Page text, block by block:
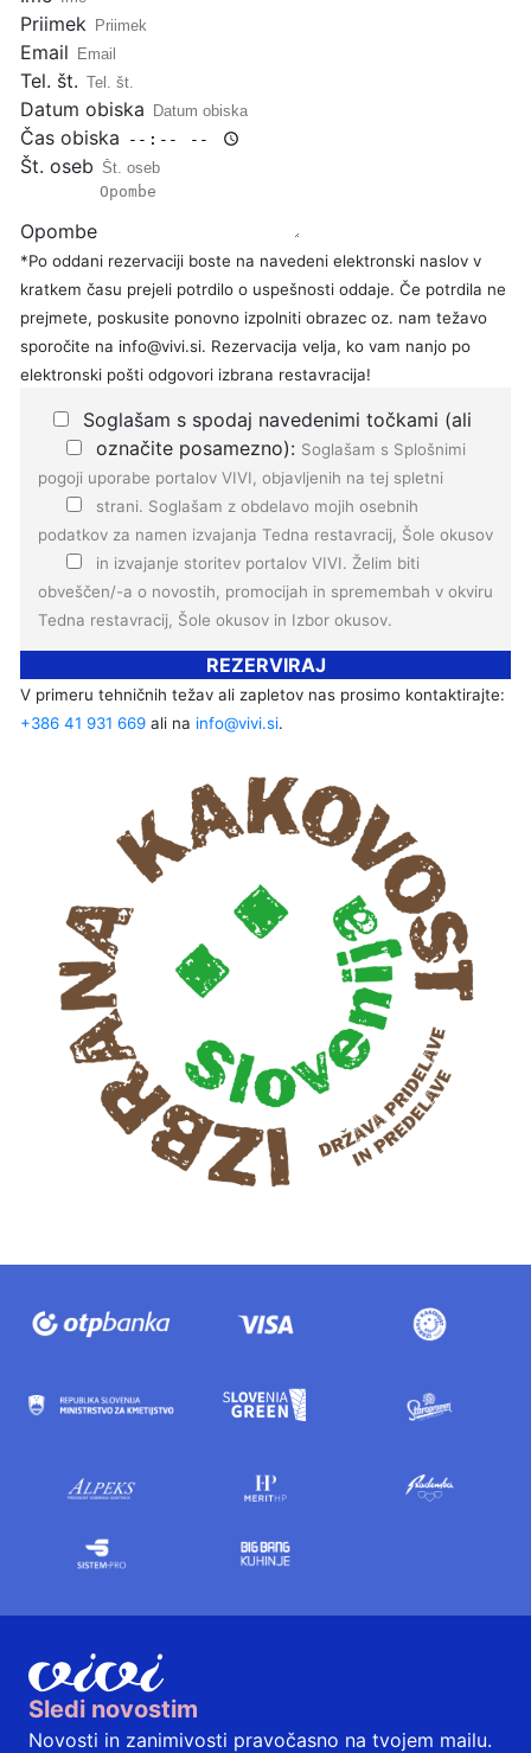
Priimek
Email
Tel. št.
Datum obiska
Čas obiska
Št. oseb
Opombe
*Po oddani rezervaciji boste na navedeni elektronski naslov v
kratkem času prejeli potrdilo o uspešnosti oddaje. Če potrdila ne
prejmete, poskusite ponovno izpolniti obrazec oz. nam težavo
sporočite na info@vivi.si. Rezervacija velja, ko vam nanjo po
elektronski pošti odgovori izbrana restavracija!
Soglašam s spodaj navedenimi točkami (ali
označite posamezno): Soglašam s Splošnimi
pogoji uporabe portalov VIVI, objavljenih na tej spletni
strani. Soglašam zobdelavo mojih osebnih
podatkov za namen izvajanja Tedna restavracij, Šole okusov
in izvajanje storitev portalov VIVI. Želim biti
obveščen/-a o novostih, promocijah in spremembah v okviru
Tedna restavracij, Šole okusov in Izbor okusov.
REZERVIRAJ
V primeru tehničnih težav ali zapletov nas prosimo kontaktirajte:
+386 41 931 669 ali na info@vivi.si.
Sledi novostim
Novosti in zanimivosti pravočasno na tvojem mailu.